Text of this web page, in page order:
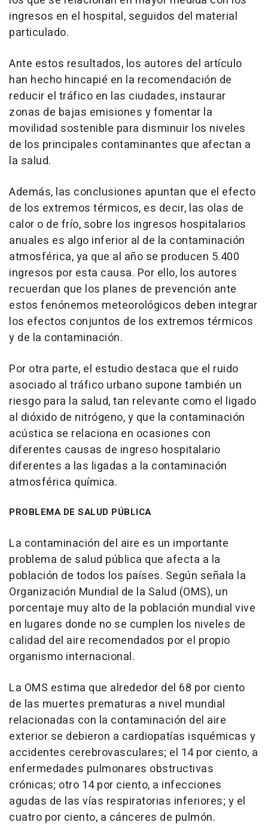
ingresos en el hospital, seguidos del material
particulado.
Ante estos resultados, los autores del artículo
han hecho hincapié en la recomendación de
reducir el tráfico en las ciudades, instaurar
zonas de bajas emisiones y fomentar la
movilidad sostenible para disminuir los niveles
de los principales contaminantes que afectan a
la salud.
Además, las conclusiones apuntan que el efecto
de los extremos térmicos, es decir, las olas de
calor o de frío, sobre los ingresos hospitalarios
anuales es algo inferior al de la contaminación
atmosférica, ya que al año se producen 5.400
ingresos por esta causa. Por ello, los autores
recuerdan que los planes de prevención ante
estos fenónemos meteorológicos deben integrar
los efectos conjuntos de los extremos térmicos
y de la contaminación.
Por otra parte, el estudio destaca que el ruido
asociado al tráfico urbano supone también un
riesgo para la salud, tan relevante como el ligado
al dióxido de nitrógeno, y que la contaminación
acústica se relaciona en ocasiones con
diferentes causas de ingreso hospitalario
diferentes a las ligadas a la contaminación
atmosférica química.
PROBLEMA DE SALUD PÚBLICA
La contaminación del aire es un importante
problema de salud pública que afecta a la
población de todos los países. Según señala la
Organización Mundial de la Salud (OMS), un
porcentaje muy alto de la población mundial vive
en lugares donde no se cumplen los niveles de
calidad del aire recomendados por el propio
organismo internacional.
La OMS estima que alrededor del 68 por ciento
de las muertes prematuras a nivel mundial
relacionadas con la contaminación del aire
exterior se debieron a cardiopatías isquémicas y
accidentes cerebrovasculares; el 14 por ciento, a
enfermedades pulmonares obstructivas
crónicas; otro 14 por ciento, a infecciones
agudas de las vías respiratorias inferiores; y el
cuatro por ciento, a cánceres de pulmón.